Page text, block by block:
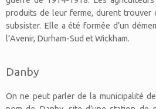
produits de leur ferme, durent trouver
subsister. Elle a été formée d’un
l’Avenir, Durham-Sud et Wickham.
Danby
On ne peut parler de la municipalité